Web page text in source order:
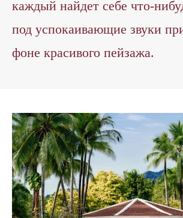
каждый найдет себе что-
под успокаивающие звуки
фоне красивого пейзажа.